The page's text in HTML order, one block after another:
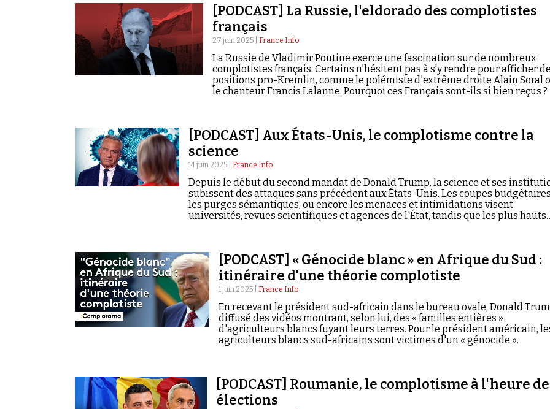
[PODCAST] La Russie, l'eldorado des complotistes
français
27 juin 2025 | France Info
La Russie de Vladimir Poutine exerce une fascination sur de nombreux
complotistes français. Certains n'hésitent pas à s'y rendre pour afficher
positions pro-Kremlin, comme le polémiste d'extrême droite Alain Soral
le chanteur Francis Lalanne. Pourquoi ces Français sont-ils si bien reçus ?
[PODCAST] Aux États-Unis, le complotisme contre la
science
14 juin 2025 | France Info
Depuis le début du second mandat de Donald Trump, la science et ses
subissent des attaques sans précédent aux États-Unis. Les coupes
les purges sémantiques, ou encore les menaces et intimidations visent
universités, revues scientifiques et agences de l'État, tandis que les plus hauts
[PODCAST] « Génocide blanc » en Afrique du Sud :
itinéraire d'une théorie complotiste
1 juin 2025 | France Info
En recevant le président sud-africain dans le bureau ovale, Donald
diffusé des vidéos montrant, selon lui, des « familles entières »
d'agriculteurs blancs fuyant leurs terres. Pour le président américain,
agriculteurs blancs sud-africains sont victimes d'un « génocide ».
[PODCAST] Roumanie, le complotisme à l'heure
élections